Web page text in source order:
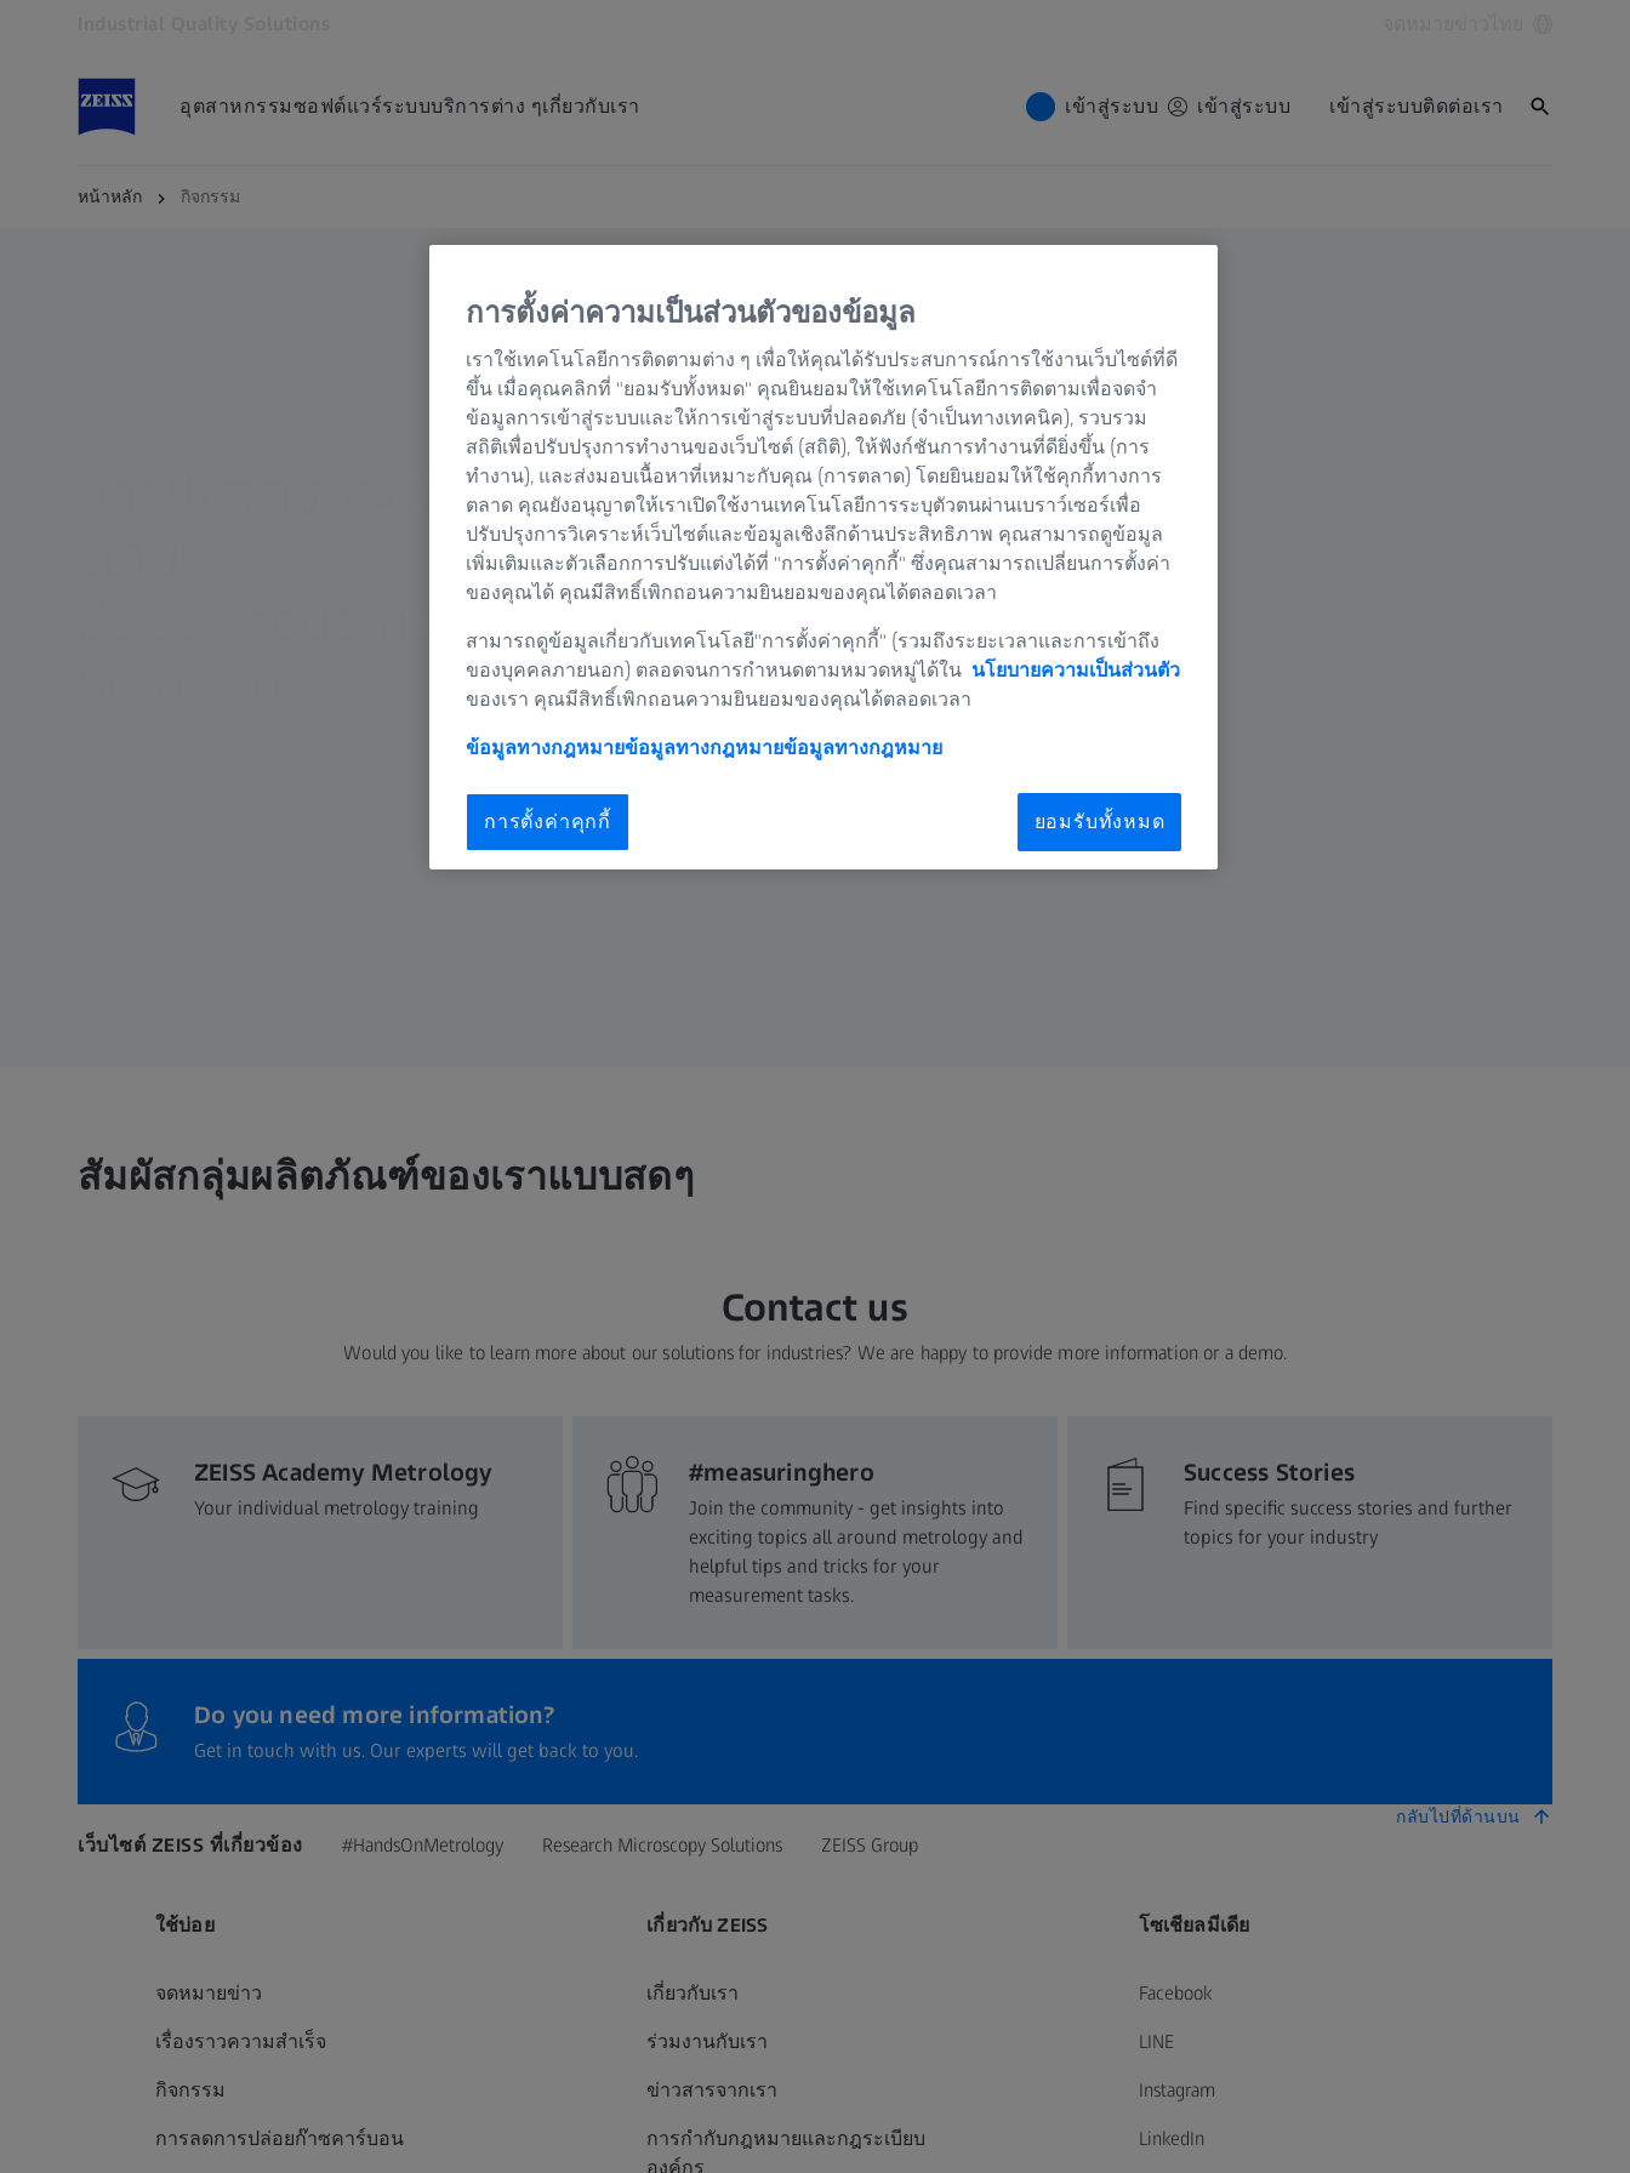
อุตสาหกรรมซอฟต์แวร์ระบบบริการต่าง ๆเกี่ยวกับเรา เข้าสู่ระบบ เข้าสู่ระบบ เข้าสู่ระบบติดต่อเรา
หน้าหลัก กิจกรรม
งานแสดงสินค้าและกิจกรรม
ZEISS Industrial Quality
สัมผัสกลุ่มผลิตภัณฑ์ของเราแบบสดๆ
Contact us
Would you like to learn more about our solutions for industries? We are happy to provide more information or a demo.
ZEISS Academy Metrology
Your individual metrology training
#measuringhero
Join the community - get insights into
exciting topics all around metrology and
helpful tips and tricks for your
measurement tasks.
Success Stories
Find specific success stories and further
topics for your industry
Do you need more information?
Get in touch with us. Our experts will get back to you.
กลับไปที่ด้านบน
เว็บไซต์ ZEISS ที่เกี่ยวข้อง #HandsOnMetrology Research Microscopy Solutions ZEISS Group
ใช้บ่อย
จดหมายข่าว
เรื่องราวความสำเร็จ
กิจกรรม
การลดการปล่อยก๊าซคาร์บอน
เกี่ยวกับ ZEISS
เกี่ยวกับเรา
ร่วมงานกับเรา
ข่าวสารจากเรา
การกำกับกฎหมายและกฎระเบียบ
องค์กร
โซเชียลมีเดีย
Facebook
LINE
Instagram
LinkedIn
การตั้งค่าความเป็นส่วนตัวของข้อมูล
เราใช้เทคโนโลยีการติดตามต่าง ๆ เพื่อให้คุณได้รับประสบการณ์การใช้งานเว็บไซต์ที่ดี
ขึ้น เมื่อคุณคลิกที่ "ยอมรับทั้งหมด" คุณยินยอมให้ใช้เทคโนโลยีการติดตามเพื่อจดจำ
ข้อมูลการเข้าสู่ระบบและให้การเข้าสู่ระบบที่ปลอดภัย (จำเป็นทางเทคนิค), รวบรวม
สถิติเพื่อปรับปรุงการทำงานของเว็บไซต์ (สถิติ), ให้ฟังก์ชันการทำงานที่ดียิ่งขึ้น (การ
ทำงาน), และส่งมอบเนื้อหาที่เหมาะกับคุณ (การตลาด) โดยยินยอมให้ใช้คุกกี้ทางการ
ตลาด คุณยังอนุญาตให้เราเปิดใช้งานเทคโนโลยีการระบุตัวตนผ่านเบราว์เซอร์เพื่อ
ปรับปรุงการวิเคราะห์เว็บไซต์และข้อมูลเชิงลึกด้านประสิทธิภาพ คุณสามารถดูข้อมูล
เพิ่มเติมและตัวเลือกการปรับแต่งได้ที่ "การตั้งค่าคุกกี้" ซึ่งคุณสามารถเปลี่ยนการตั้งค่า
ของคุณได้ คุณมีสิทธิ์เพิกถอนความยินยอมของคุณได้ตลอดเวลา
สามารถดูข้อมูลเกี่ยวกับเทคโนโลยี"การตั้งค่าคุกกี้" (รวมถึงระยะเวลาและการเข้าถึง
ของบุคคลภายนอก) ตลอดจนการกำหนดตามหมวดหมู่ได้ใน นโยบายความเป็นส่วนตัว
ของเรา คุณมีสิทธิ์เพิกถอนความยินยอมของคุณได้ตลอดเวลา
ข้อมูลทางกฎหมายข้อมูลทางกฎหมายข้อมูลทางกฎหมาย
การตั้งค่าคุกกี้ ยอมรับทั้งหมด